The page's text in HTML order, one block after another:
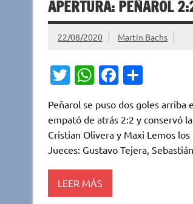
APERTURA: PEÑAROL
22/08/2020 Martin Bachs
T
it
te
r
W
at
s
A
p
p
Fa
e
b
o
C
m
p
ar
Peñarol se puso dos goles arriba
empató de atrás 2:2 y conservó
Cristian Olivera y Maxi Lemos
Jueces: Gustavo Tejera, Sebastián
LEER MÁS